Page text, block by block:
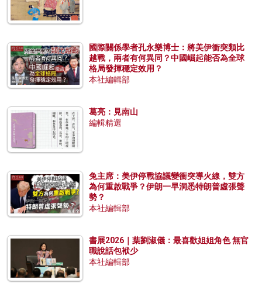
國際關係學者孔永樂博士：將美伊衝突類比
越戰，兩者有何異同？中國崛起能否為全球
格局發揮穩定效用？
本社編輯部
葛亮：見南山
編輯精選
兔主席：美伊停戰協議變衝突導火線，雙方
為何重啟戰爭？伊朗一早洞悉特朗普虛張聲
勢？
本社編輯部
書展2026｜葉劉淑儀：最喜歡姐姐角色 無官
職說話包袱少
本社編輯部